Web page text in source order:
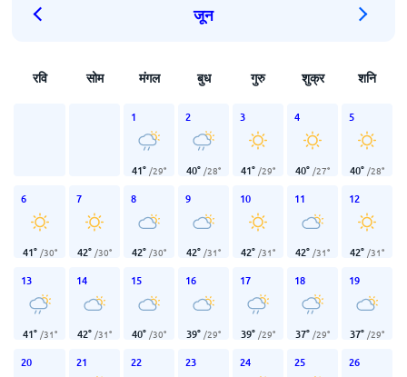
जून
रवि सोम मंगल बुध गुरु शुक्र शनि
1
41° /29°
2
40° /28°
3
41° /29°
4
40° /27°
5
40° /28°
6
41° /30°
7
42° /30°
8
42° /30°
9
42° /31°
10
42° /31°
11
42° /31°
12
42° /31°
13
41° /31°
14
42° /31°
15
40° /30°
16
39° /29°
17
39° /29°
18
37° /29°
19
37° /29°
20 21 22 23 24 25 26